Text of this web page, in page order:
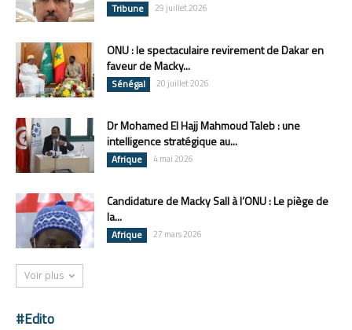
Tribune 29 juillet 2026
ONU : le spectaculaire revirement de Dakar en
faveur de Macky...
Sénégal 20 juillet 2026
Dr Mohamed El Hajj Mahmoud Taleb : une
intelligence stratégique au...
Afrique 4 mai 2026
Candidature de Macky Sall à l’ONU : Le piège de
la...
Afrique 27 mars 2026
Voir plus
#Edito